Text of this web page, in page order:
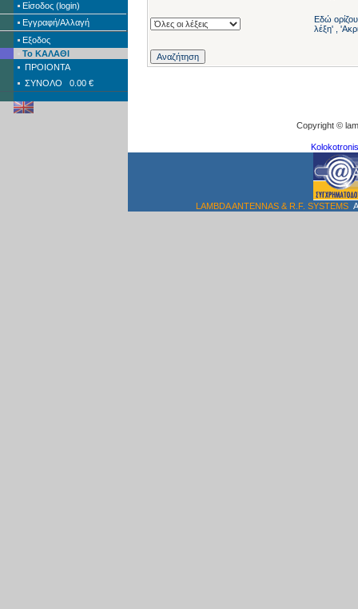
Είσοδος (login)
Εγγραφή/Αλλαγή
Εξοδος
Το ΚΑΛΑΘΙ
ΠΡΟΙΟΝΤΑ
ΣΥΝΟΛΟ 0.00 €
Εδώ
λέξη' ,
Copyright ©
LAMBDA ANTENNAS & R.F. SYSTEMS